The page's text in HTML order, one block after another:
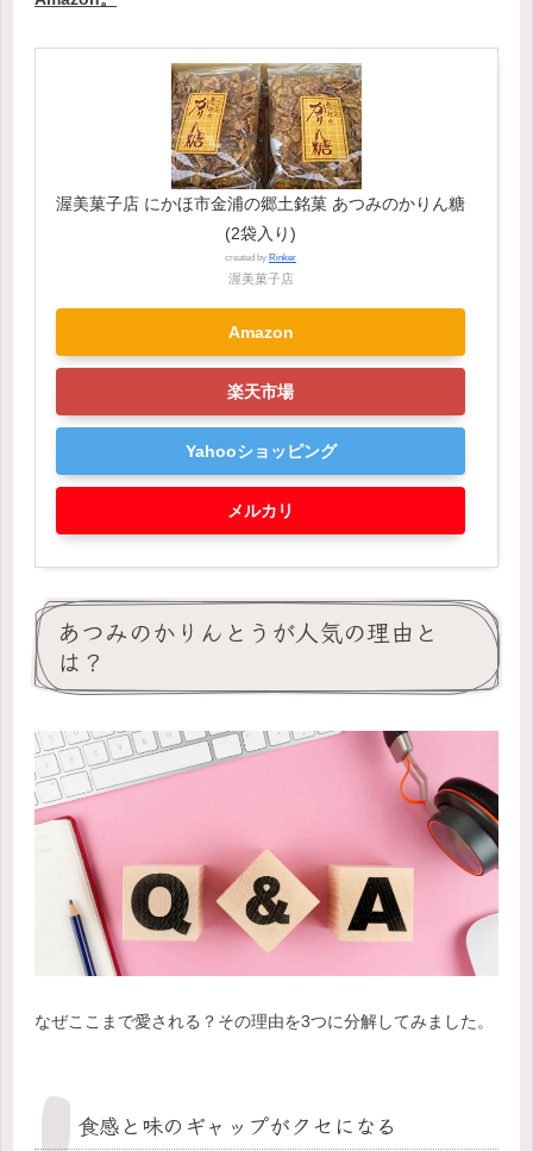
渥美菓子店 にかほ市金浦の郷土銘菓 あつみのかりん糖
(2袋入り)
created by Rinker
渥美菓子店
Amazon
楽天市場
Yahooショッピング
メルカリ
あつみのかりんとうが人気の理由と
は？
なぜここまで愛される？その理由を3つに分解してみました。
食感と味のギャップがクセになる